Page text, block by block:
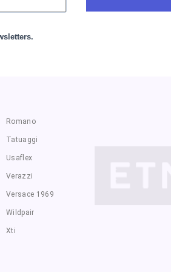
Romano
Tatuaggi
Usaflex
Verazzi
Versace 1969
Wildpair
Xti